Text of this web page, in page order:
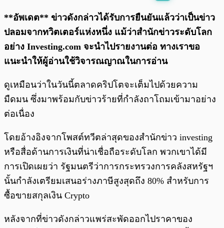
0:00 /0:00
**อัพเดต** ข่าวดังกล่าวได้รับการยืนยันแล้วว่าเป็นข่าว
ปลอมจากทวิตเตอร์แห่งหนึ่ง แม้ว่าสำนักข่าวระดับโลก
อย่าง Investing.com จะนำไปรายงานต่อ ทางเราขอ
แนะนำให้ผู้อ่านใช้วิจารณญาณในการอ่าน
ดูเหมือนว่าในวันนี้ตลาดคริปโตจะเต็มไปด้วยความ
มืดมน ซึ่งมาพร้อมกับข่าวร้ายที่กำลังถาโถมเข้ามาอย่าง
ต่อเนื่อง
โดยอ้างอิงจากโพสต์ทวีตล่าสุดของสำนักข่าว investing
หรือสื่อด้านการเงินที่น่าเชื่อถือระดับโลก พวกเขาได้มี
การเปิดเผยว่า รัฐมนตรีว่าการกระทรวงการคลังสหรัฐฯ
นั้นกำลังเตรียมเสนอร่างภาษีสูงสุดถึง 80% สำหรับการ
ซื้อขายสกุลเงิน Crypto
หลังจากที่ข่าวดังกล่าวแพร่สะพัดออกไปราคาของ